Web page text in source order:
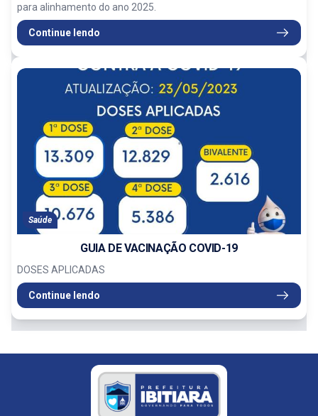
para alinhamento do ano 2025.
Continue lendo
Saúde
GUIA DE VACINAÇÃO COVID-19
DOSES APLICADAS
Continue lendo